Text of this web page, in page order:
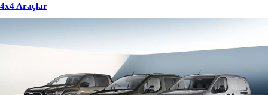
4x4 Araçlar